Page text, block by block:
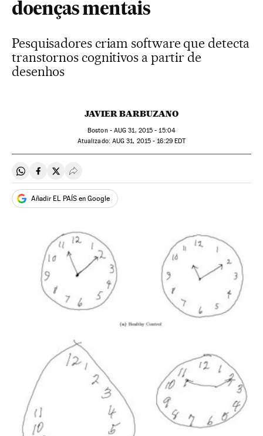
doenças mentais
Pesquisadores criam software que detecta
transtornos cognitivos a partir de
desenhos
JAVIER BARBUZANO
Boston - AUG 31, 2015 - 15:04
atualizado: AUG 31, 2015 - 16:29EDT
Compartir en Whatsapp
Compartir en Facebook
Compartir en Twitter
Desplegar Redes Sociales
Añadir EL PAÍS en Google